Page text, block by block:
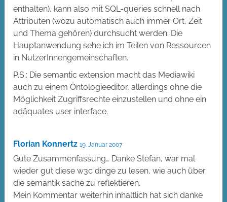
enthalten), kann also mit SQL-queries schnell nach
Attributen (wozu automatisch auch immer Ort, Zeit
und Thema gehören) durchsucht werden. Die
Hauptanwendung sehe ich im Teilen von Ressourcen
in NutzerInnengemeinschaften.
P.S.: Die semantic extension macht das Mediawiki
auch zu einem Ontologieeditor, allerdings ohne die
Möglichkeit Zugriffsrechte einzustellen und ohne ein
adäquates user interface.
Florian Konnertz 19. Januar 2007
Gute Zusammenfassung… Danke Stefan, war mal
wieder gut diese w3c dinge zu lesen, wie auch über
die semantik sache zu reflektieren.
Mein Kommentar weiterhin inhaltlich hat sich danke